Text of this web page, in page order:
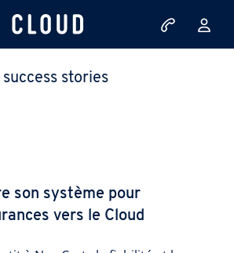
success stories
son système pour
vers le Cloud